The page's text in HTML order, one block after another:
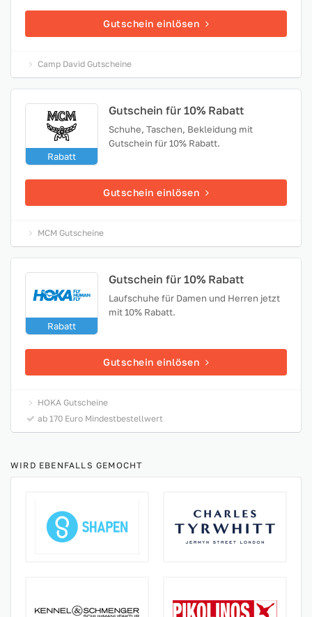
Gutschein einlösen
Camp David Gutscheine
Rabatt
Gutschein für 10% Rabatt
Schuhe, Taschen, Bekleidung mit
Gutschein für 10% Rabatt.
Gutschein einlösen
MCM Gutscheine
Rabatt
Gutschein für 10% Rabatt
Laufschuhe für Damen und Herren jetzt
mit 10% Rabatt.
Gutschein einlösen
HOKA Gutscheine
ab 170 Euro Mindestbestellwert
WIRD EBENFALLS GEMOCHT